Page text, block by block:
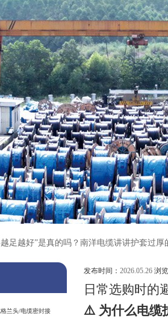
足越好”是真的吗？南洋电缆讲讲护套过厚
兰头/电缆密封接
发布时间： 2026.05.26 浏
日常选购时的
⚠️ 为什么电缆